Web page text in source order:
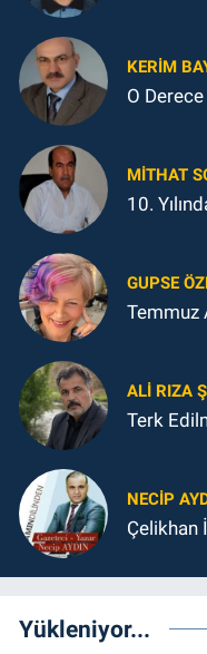
KERIM
O Derece
MITHAT
10.
GUPSE
Temmuz
ALI RIZA
Terk
NECIP
Çelikhan
Yükleniyor...